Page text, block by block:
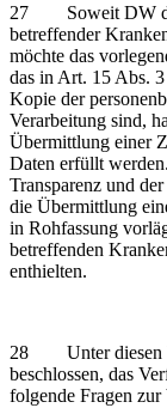
27 Soweit DW die
betreffender
möchte das
das in Art. 15 Abs.
Kopie der
Verarbeitung sind,
Übermittlung einer
Daten erfüllt
Transparenz und
die Übermittlung
in Rohfassung
betreffenden
enthielten.
28 Unter diesen
beschlossen, das
folgende Fragen zur